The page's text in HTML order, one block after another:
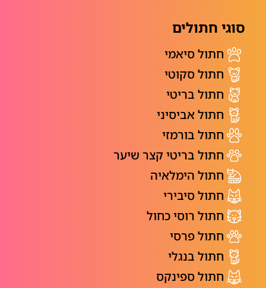
סוגי חתולים
חתול סיאמי
חתול סקוטי
חתול בריטי
חתול אביסיני
חתול בורמזי
חתול בריטי קצר שיער
חתול הימלאיה
חתול סיבירי
חתול רוסי כחול
חתול פרסי
חתול בנגלי
חתול ספינקס